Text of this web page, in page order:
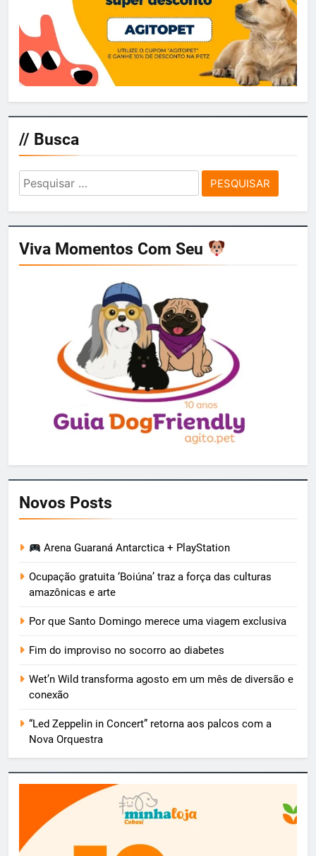
// Busca
Pesquisar
por:
Viva Momentos Com Seu
Novos Posts
Arena Guaraná Antarctica + PlayStation
Ocupação gratuita ‘Boiúna’ traz a força das culturas
amazônicas e arte
Por que Santo Domingo merece uma viagem exclusiva
Fim do improviso no socorro ao diabetes
Wet’n Wild transforma agosto em um mês de diversão e
conexão
“Led Zeppelin in Concert” retorna aos palcos com a
Nova Orquestra